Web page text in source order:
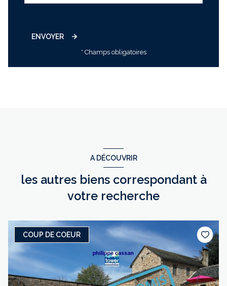
ENVOYER
* Champs obligatoires
A DÉCOUVRIR
les autres biens correspondant à
votre recherche
COUP DE COEUR